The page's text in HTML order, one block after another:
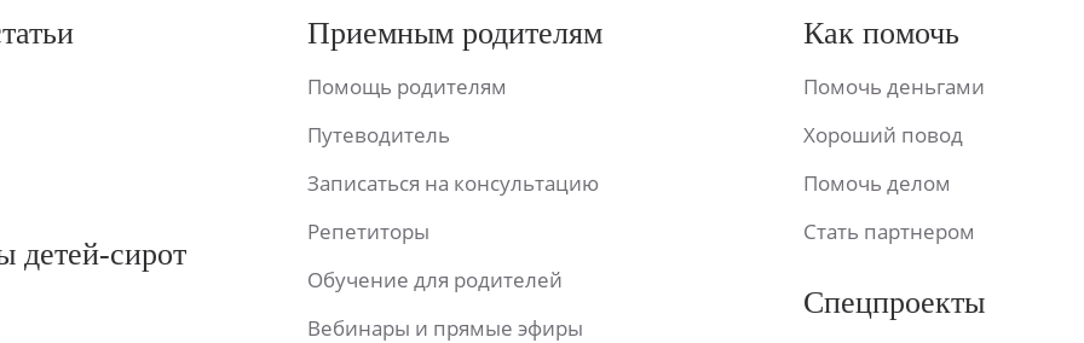
детей-сирот
Приемным родителям
Помощь родителям
Путеводитель
Записаться на консультацию
Репетиторы
Обучение для родителей
Вебинары и прямые эфиры
Как помочь
Помочь деньгами
Хороший повод
Помочь делом
Стать партнером
Спецпроекты